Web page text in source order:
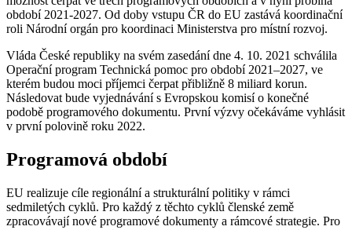
období 2021-2027. Od doby vstupu ČR do EU zastává koordinační
roli Národní orgán pro koordinaci Ministerstva pro místní rozvoj.
Vláda České republiky na svém zasedání dne 4. 10. 2021 schválila
Operační program Technická pomoc pro období 2021–2027, ve
kterém budou moci příjemci čerpat přibližně 8 miliard korun.
Následovat bude vyjednávání s Evropskou komisí o konečné
podobě programového dokumentu. První výzvy očekáváme vyhlásit
v první polovině roku 2022.
Programová období
EU realizuje cíle regionální a strukturální politiky v rámci
sedmiletých cyklů. Pro každý z těchto cyklů členské země
zpracovávají nové programové dokumenty a rámcové strategie. Pro